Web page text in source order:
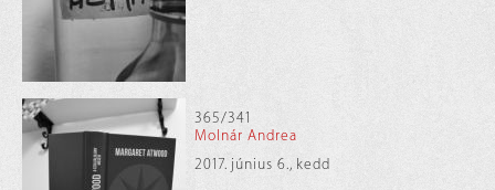
365/341
Molnár Andrea
2017. június 6., kedd